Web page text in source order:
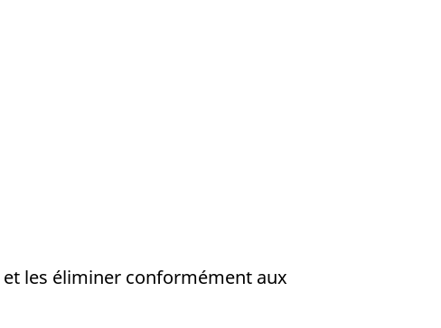
les éliminer conformément aux